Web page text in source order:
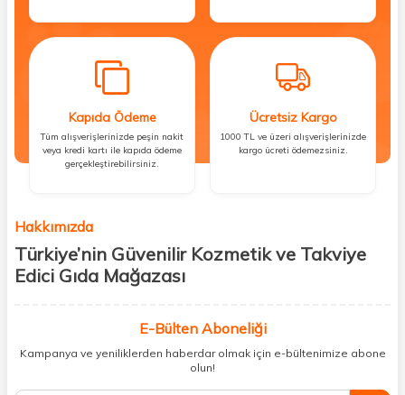
Kapıda Ödeme
Tüm alışverişlerinizde peşin nakit
veya kredi kartı ile kapıda ödeme
gerçekleştirebilirsiniz.
Ücretsiz Kargo
1000 TL ve üzeri alışverişlerinizde
kargo ücreti ödemezsiniz.
Hakkımızda
Türkiye’nin Güvenilir Kozmetik ve Takviye
Edici Gıda Mağazası
kişisel bakım hem de takviye edici gıda ürünlerini sizlerle
buluşturuyoruz. Artık mağaza mağaza dolaşmanıza gerek yok;
ihtiyacınız olan her şeyi tek bir çatı altında topluyor ve kapınıza kadar
E-Bülten Aboneliği
Kampanya ve yeniliklerden haberdar olmak için e-bültenimize abone
olun!